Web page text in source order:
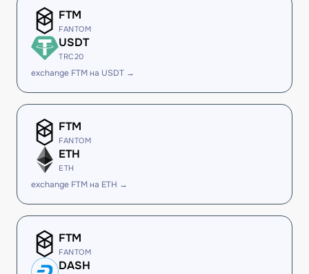
FTM
FANTOM
USDT
TRC20
exchange FTM на USDT →
FTM
FANTOM
ETH
ETH
exchange FTM на ETH →
FTM
FANTOM
DASH